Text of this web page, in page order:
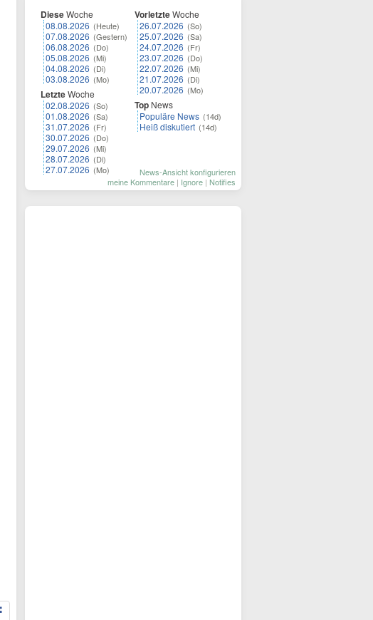
DieseWoche
08.08.2026 (Heute)
07.08.2026 (Gestern)
06.08.2026 (Do)
05.08.2026 (Mi)
04.08.2026 (Di)
03.08.2026 (Mo)
LetzteWoche
02.08.2026 (So)
01.08.2026 (Sa)
31.07.2026 (Fr)
30.07.2026 (Do)
29.07.2026 (Mi)
28.07.2026 (Di)
27.07.2026 (Mo)
VorletzteWoche
26.07.2026 (So)
25.07.2026 (Sa)
24.07.2026 (Fr)
23.07.2026 (Do)
22.07.2026 (Mi)
21.07.2026 (Di)
20.07.2026 (Mo)
Top News
Populäre News (14d)
Heiß diskutiert (14d)
News-Ansicht konfigurieren
meine Kommentare | Ignore | Notifies